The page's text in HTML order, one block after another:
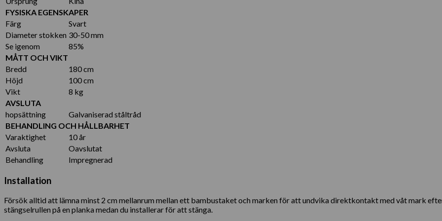
FYSISKA EGENSKAPER
Färg
Svart
Diameter stokken 30-50 mm
Se igenom
85%
MÅTT OCH VIKT
Bredd
180 cm
Höjd
100 cm
Vikt
8 kg
AVSLUTA
hopsättning
Galvaniserad ståltråd
BEHANDLING OCH HÅLLBARHET
Varaktighet
10 år
Avsluta
Oavslutat
Behandling
Impregnerad
Installation
Försök alltid att lämna minst 2 cm mellanrum mellan ett bambustaket och marken för att undvika direktkontakt med våt mark
stängselrullen på en planka medan du installerar för att stänga.